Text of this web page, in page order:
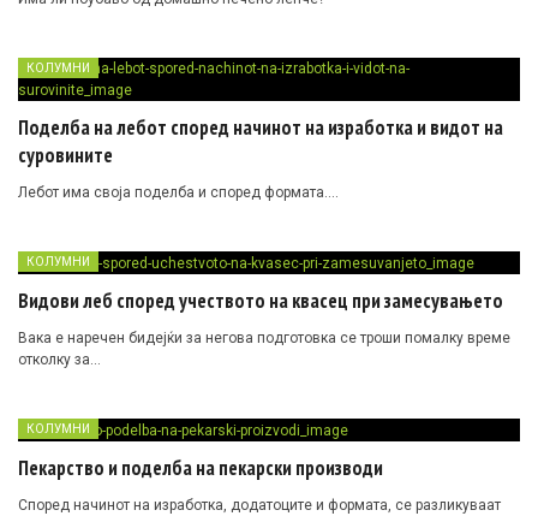
КОЛУМНИ
Поделба на лебот според начинот на изработка и видот на
суровините
Лебот има своја поделба и според формата….
КОЛУМНИ
Видови леб според учеството на квасец при замесувањето
Вака е наречен бидејќи за негова подготовка се троши помалку време
отколку за…
КОЛУМНИ
Пекарство и поделба на пекарски производи
Според начинот на изработка, додатоците и формата, се разликуваат